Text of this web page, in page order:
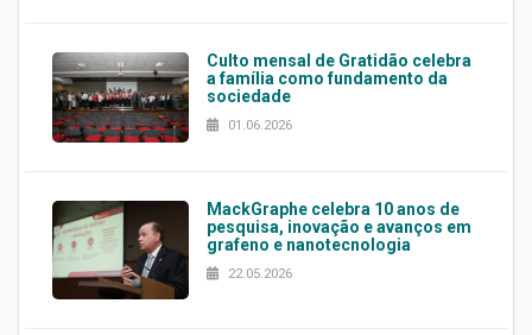
Culto mensal de Gratidão celebra
a família como fundamento da
sociedade
01.06.2026
MackGraphe celebra 10 anos de
pesquisa, inovação e avanços em
grafeno e nanotecnologia
22.05.2026